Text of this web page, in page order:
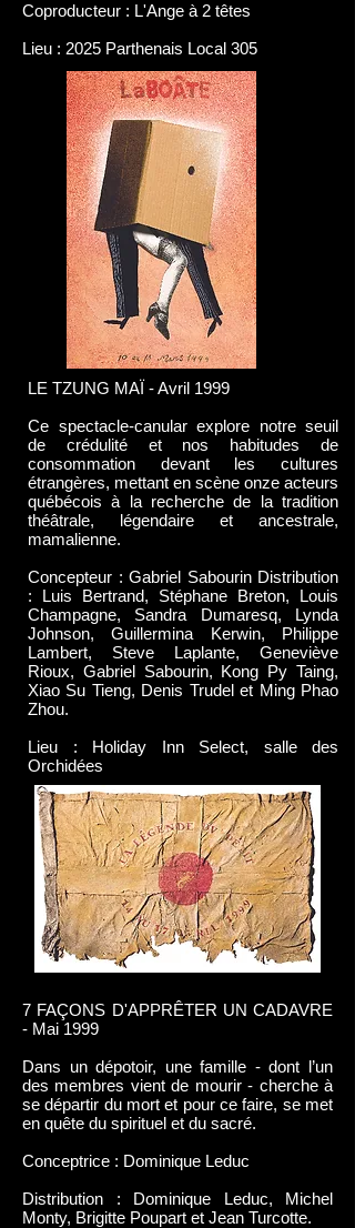
Coproducteur : L'Ange à 2 têtes
Lieu : 2025 Parthenais Local 305
LE TZUNG MAÏ - Avril 1999
Ce spectacle-canular explore notre seuil
de crédulité et nos habitudes de
consommation devant les cultures
étrangères, mettant en scène onze acteurs
québécois à la recherche de la tradition
théâtrale, légendaire et ancestrale,
mamalienne.
Concepteur : Gabriel Sabourin Distribution
: Luis Bertrand, Stéphane Breton, Louis
Champagne, Sandra Dumaresq, Lynda
Johnson, Guillermina Kerwin, Philippe
Lambert, Steve Laplante, Geneviève
Rioux, Gabriel Sabourin, Kong Py Taing,
Xiao Su Tieng, Denis Trudel et Ming Phao
Zhou.
Lieu : Holiday Inn Select, salle des
Orchidées
7 FAÇONS D'APPRÊTER UN CADAVRE
- Mai 1999
Dans un dépotoir, une famille - dont l’un
des membres vient de mourir - cherche à
se départir du mort et pour ce faire, se met
en quête du spirituel et du sacré.
Conceptrice : Dominique Leduc
Distribution : Dominique Leduc, Michel
Monty, Brigitte Poupart et Jean Turcotte.